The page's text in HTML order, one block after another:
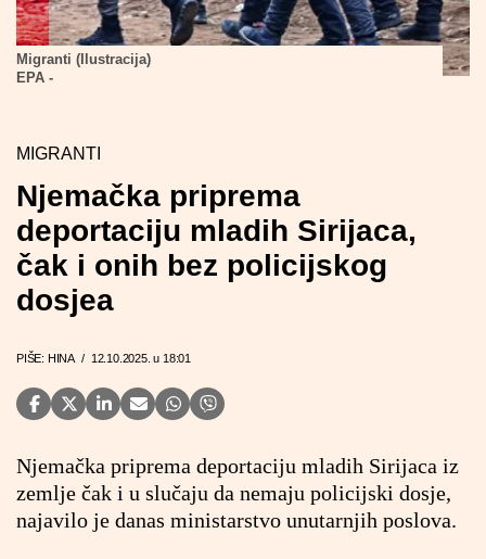
Migranti (Ilustracija)
EPA -
MIGRANTI
Njemačka priprema
deportaciju mladih Sirijaca,
čak i onih bez policijskog
dosjea
PIŠE: HINA / 12.10.2025. u 18:01
Njemačka priprema deportaciju mladih Sirijaca iz
zemlje čak i u slučaju da nemaju policijski dosje,
najavilo je danas ministarstvo unutarnjih poslova.